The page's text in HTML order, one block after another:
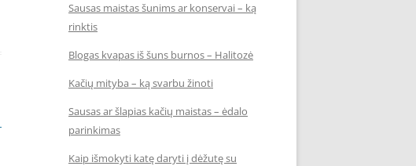
Sausas maistas šunims ar konservai – ką
rinktis
Blogas kvapas iš šuns burnos – Halitozė
Kačių mityba – ką svarbu žinoti
Sausas ar šlapias kačių maistas – ėdalo
parinkimas
Kaip išmokyti katę daryti į dėžutę su